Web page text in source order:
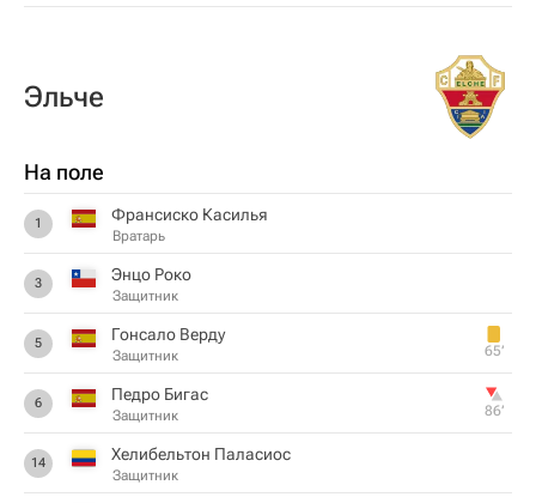
Эльче
На поле
1 Франсиско Касилья
Вратарь
3 Энцо Роко
Защитник
5 Гонсало Верду
Защитник 65‎’‎
6 Педро Бигас
Защитник 86‎’‎
14 Хелибельтон Паласиос
Защитник